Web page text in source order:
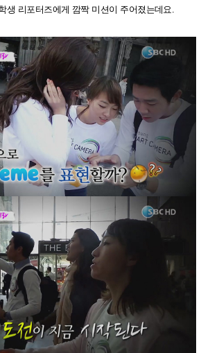
생 리포터즈에게 깜짝 미션이 주어졌는데요.